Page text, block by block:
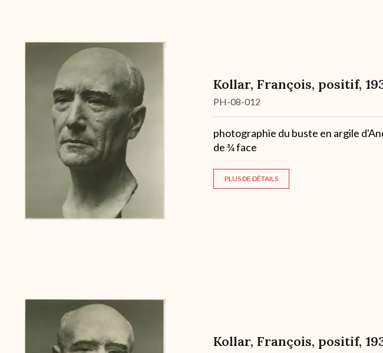
Kollar, François, positif,
Cote
PH-08-012
Description
photographie du buste en argile
de ¾ face
PLUS DE DÉTAILS
Kollar, François, positif,